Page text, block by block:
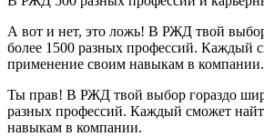
А вот и нет, это ложь! В РЖД твой
более 1500 разных профессий. Каждый
применение своим навыкам в компании.
Ты прав! В РЖД твой выбор гораздо
разных профессий. Каждый сможет
навыкам в компании.